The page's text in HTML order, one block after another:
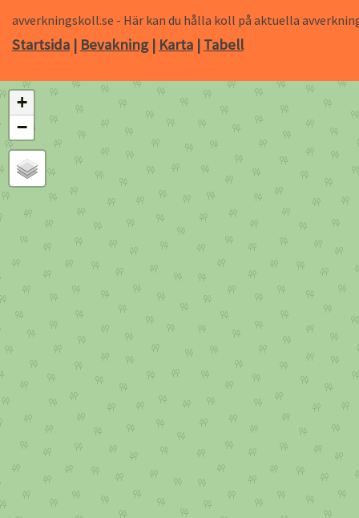
avverkningskoll.se - Här kan du hålla koll på aktuella
Startsida| Bevakning| Karta| Tabell
+
−